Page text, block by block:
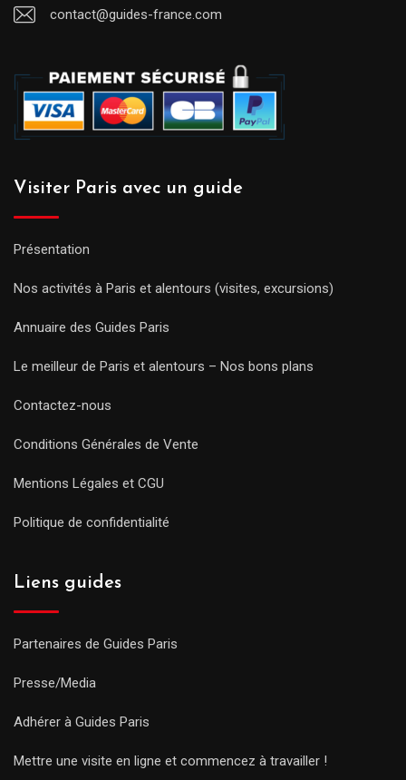
contact@guides-france.com
Visiter Paris avec un guide
Présentation
Nos activités à Paris et alentours (visites, excursions)
Annuaire des Guides Paris
Le meilleur de Paris et alentours – Nos bons plans
Contactez-nous
Conditions Générales de Vente
Mentions Légales et CGU
Politique de confidentialité
Liens guides
Partenaires de Guides Paris
Presse/Media
Adhérer à Guides Paris
Mettre une visite en ligne et commencez à travailler !